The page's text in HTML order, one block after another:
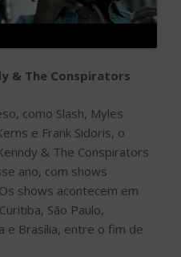
& The Conspirators
como Slash, Myles
e Frank Sidoris, o
& The Conspirators
ano, com shows
shows acontecem em
São Paulo,
e Brasília, entre o fim de